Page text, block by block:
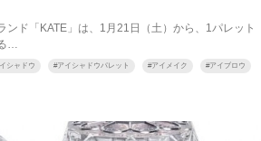
ド「KATE」は、1月21日（土）から、1パレット
…
シャドウ #アイシャドウパレット #アイメイク #アイブロウ